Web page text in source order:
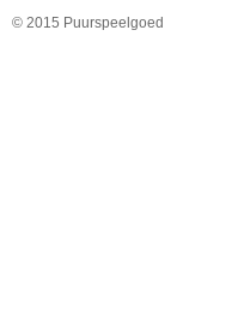
© 2015 Puurspeelgoed